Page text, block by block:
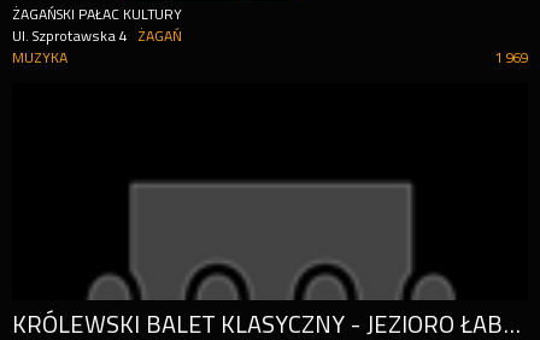
ŻAGAŃSKI PAŁAC KULTURY
Ul. Szprotawska 4
ŻAGAŃ
1 969
MUZYKA
KRÓLEWSKI BALET KLASYCZNY - JEZIORO ŁABĘDZIE